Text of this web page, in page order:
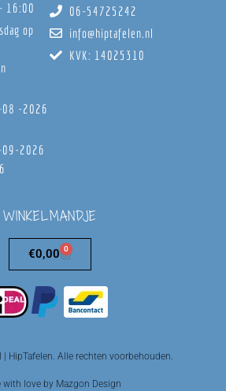
16:00
op
08 -2026
09-2026
06-54725242
info@hiptafelen.nl
KVK: 14025310
WINKELMANDJE
€0,00 0
HipTafelen. Alle rechten voorbehouden.
with love by Mazgon Design